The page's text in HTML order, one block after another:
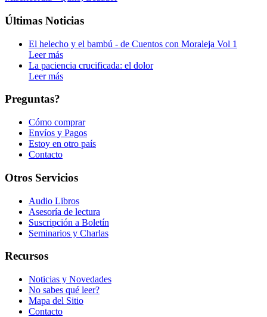
Últimas Noticias
El helecho y el bambú - de Cuentos con Moraleja Vol 1
Leer más
La paciencia crucificada: el dolor
Leer más
Preguntas?
Cómo comprar
Envíos y Pagos
Estoy en otro país
Contacto
Otros Servicios
Audio Libros
Asesoría de lectura
Suscripción a Boletín
Seminarios y Charlas
Recursos
Noticias y Novedades
No sabes qué leer?
Mapa del Sitio
Contacto